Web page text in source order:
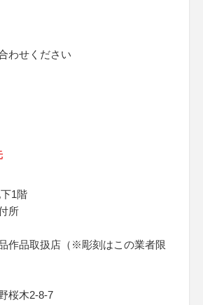
わせください
1階
所
作品取扱店（※彫刻はこの業者限
桜木2-8-7